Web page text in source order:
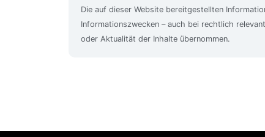
Die auf dieser Website bereitgestellten
Informationszwecken – auch bei rechtlich
oder Aktualität der Inhalte übernommen.